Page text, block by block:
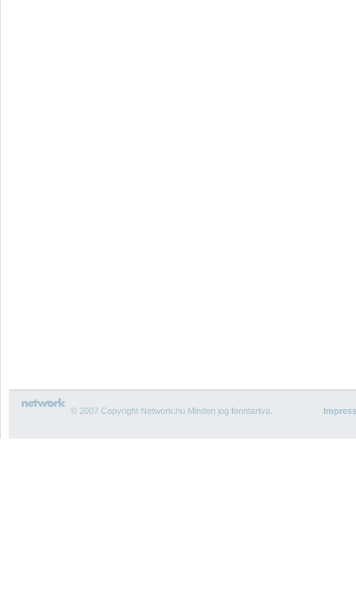
© 2007 Copyright Network.hu Minden jog fenntartva.